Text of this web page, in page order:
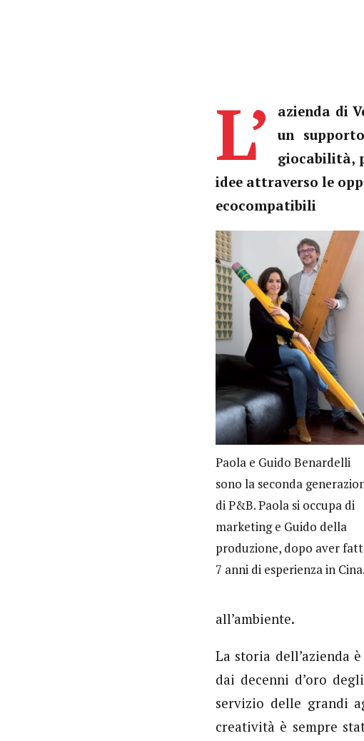
L’
azienda di
un
giocabilità,
idee attraverso le
ecocompatibili
Paola e Guido Benardelli
sono la seconda
di P&B. Paola si occupa di
marketing e Guido della
produzione, dopo aver
7 anni di esperienza in Cina.
all’ambiente.
La storia dell’azienda
dai decenni d’oro
servizio delle grandi
creatività è sempre